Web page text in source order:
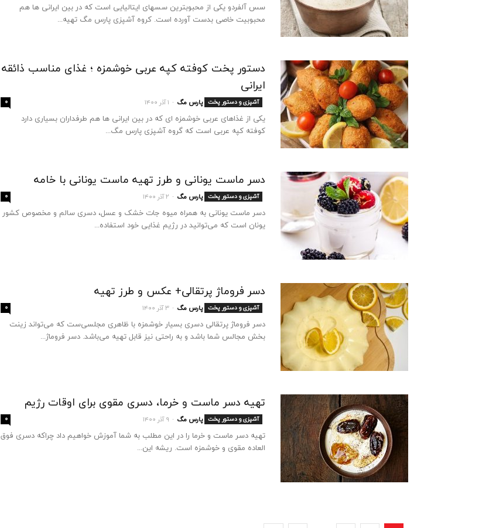
سس آلفردو یکی از محبوبترین سسهای ایتالیایی است که در بین ایرانی ها هم
محبوبیت خاصی بدست آورده است. کروه آشپزی پارس مگ تهیه...
دستور پخت کوفته کپه عربی خوشمزه ؛ غذای مناسب ذائقه
ایرانی
آشپزی و دستور پخت پارس مگ - ۱ آذر ۱۴۰۰ ۰
یکی از غذاهای عربی خوشمزه ای که در بین ایرانی ها هم طرفداران بسیاری دارد
کوفته کپه عربی است که گروه آشپزی پارس مگ...
دسر ماست یونانی و طرز تهیه ماست یونانی با خامه
آشپزی و دستور پخت پارس مگ - ۲ آذر ۱۴۰۰ ۰
دسر ماست یونانی به همراه میوه جات خشک و عسل، دسری سالم و مخصوص کشور
یونان است که می‌توانید در رژیم غذایی خود استفاده...
دسر فروماژ پرتقالی+ عکس و طرز تهیه
آشپزی و دستور پخت پارس مگ - ۳ آذر ۱۴۰۰ ۰
دسر فروماژ پرتقالی دسری بسیار خوشمزه با ظاهری مجلسی‌ست که می‌تواند زینت
بخش مجالس شما باشد و به راحتی نیز قابل تهیه می‌باشد. دسر فروماژ...
تهیه دسر ماست و خرما، دسری‌ مقوی برای اوقات رژیم
آشپزی و دستور پخت پارس مگ - ۹ آذر ۱۴۰۰ ۰
تهیه دسر ماست و خرما را در این مطلب به شما آموزش خواهیم داد چراکه دسری فوق
العاده مقوی و خوشمزه است. ریشه این...